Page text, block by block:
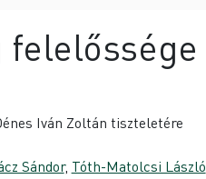
felelőssége
Iván Zoltán tiszteletére
Sándor, Tóth-Matolcsi László